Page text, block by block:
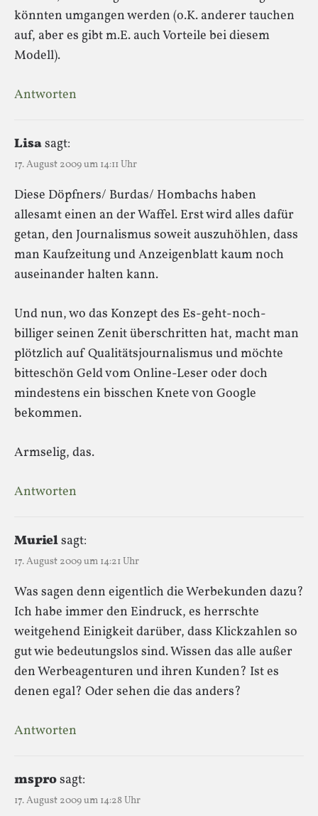
könnten umgangen werden (o.K. anderer tauchen
auf, aber es gibt m.E. auch Vorteile bei diesem
Modell).
Antworten
Lisasagt:
17. August 2009 um 14:11 Uhr
Diese Döpfners/ Burdas/ Hombachs haben
allesamt einen an der Waffel. Erst wird alles dafür
getan, den Journalismus soweit auszuhöhlen, dass
man Kaufzeitung und Anzeigenblatt kaum noch
auseinander halten kann.
Und nun, wo das Konzept des Es-geht-noch-
billiger seinen Zenit überschritten hat, macht man
plötzlich auf Qualitätsjournalismus und möchte
bitteschön Geld vom Online-Leser oder doch
mindestens ein bisschen Knete von Google
bekommen.
Armselig, das.
Antworten
Murielsagt:
17. August 2009 um 14:21 Uhr
Was sagen denn eigentlich die Werbekunden dazu?
Ich habe immer den Eindruck, es herrschte
weitgehend Einigkeit darüber, dass Klickzahlen so
gut wie bedeutungslos sind. Wissen das alle außer
den Werbeagenturen und ihren Kunden? Ist es
denen egal? Oder sehen die das anders?
Antworten
msprosagt:
17. August 2009 um 14:28 Uhr